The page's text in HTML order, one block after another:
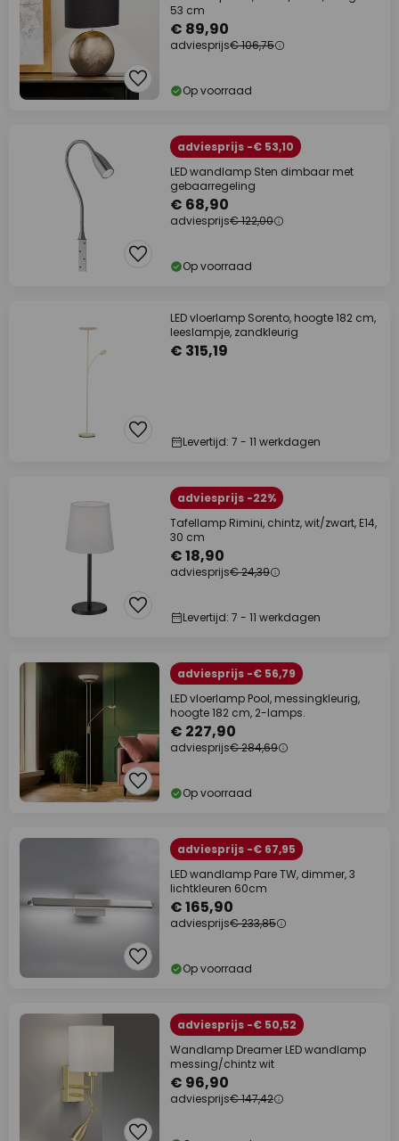
53 cm
€ 89,90
adviesprijs€ 106,75
Op voorraad
adviesprijs -€ 53,10
LED wandlamp Sten dimbaar met
gebaarregeling
€ 68,90
adviesprijs€ 122,00
Op voorraad
LED vloerlamp Sorento, hoogte 182 cm,
leeslampje, zandkleurig
€ 315,19
Levertijd: 7 - 11 werkdagen
adviesprijs -22%
Tafellamp Rimini, chintz, wit/zwart, E14,
30 cm
€ 18,90
adviesprijs€ 24,39
Levertijd: 7 - 11 werkdagen
adviesprijs -€ 56,79
LED vloerlamp Pool, messingkleurig,
hoogte 182 cm, 2-lamps.
€ 227,90
adviesprijs€ 284,69
Op voorraad
adviesprijs -€ 67,95
LED wandlamp Pare TW, dimmer, 3
lichtkleuren 60cm
€ 165,90
adviesprijs€ 233,85
Op voorraad
adviesprijs -€ 50,52
Wandlamp Dreamer LED wandlamp
messing/chintz wit
€ 96,90
adviesprijs€ 147,42